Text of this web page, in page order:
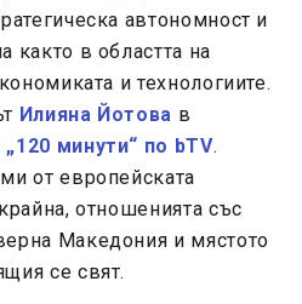
автономност и
както в областта на
и технологиите.
Илияна Йотова в
„120 минути“ по bTV.
от европейската
отношенията със
Македония и мястото
се свят.